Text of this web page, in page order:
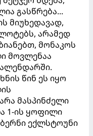
გასწრება...
მიუხედავად,
არამედ
მონაკოს
მოვლენაა
წინ ეს იყო
მასპინძელი
1-ის ყოფილი
ექლსტოუნი